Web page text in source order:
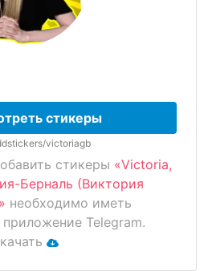
стикеры
victoriagb
стикеры «Victoria,
Берналь (Виктория
необходимо иметь
приложение Telegram.